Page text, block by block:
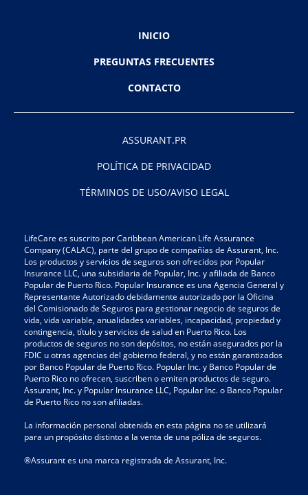
INICIO
PREGUNTAS FRECUENTES
CONTACTO
ASSURANT.PR
POLÍTICA DE PRIVACIDAD
TÉRMINOS DE USO/AVISO LEGAL
LifeCare es suscrito por Caribbean American Life Assurance
Company (CALAC), parte del grupo de compañías de Assurant, Inc.
Los productos y servicios de seguros son ofrecidos por Popular
Insurance LLC, una subsidiaria de Popular, Inc. y afiliada de Banco
Popular de Puerto Rico. Popular Insurance es una Agencia General y
Representante Autorizado debidamente autorizado por la Oficina
del Comisionado de Seguros para gestionar negocio de seguros de
vida, vida variable, anualidades variables, incapacidad, propiedad y
contingencia, título y servicios de salud en Puerto Rico. Los
productos de seguros no son depósitos, no están asegurados por la
FDIC u otras agencias del gobierno federal, y no están garantizados
por Banco Popular de Puerto Rico. Popular Inc. y Banco Popular de
Puerto Rico no ofrecen, suscriben o emiten productos de seguro.
Assurant, Inc. y Popular Insurance LLC, Popular Inc. o Banco Popular
de Puerto Rico no son afiliadas.
La información personal obtenida en esta página no se utilizará
para un propósito distinto a la venta de una póliza de seguros.
®Assurant es una marca registrada de Assurant, Inc.